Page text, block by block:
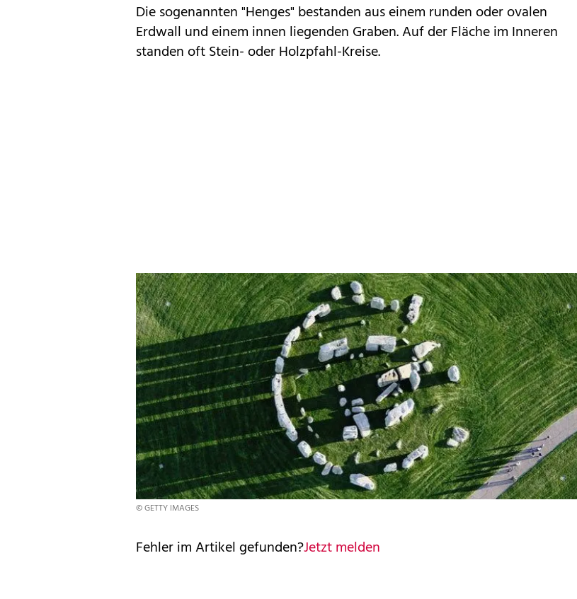
Die sogenannten "Henges" bestanden aus einem runden oder ovalen
Erdwall und einem innen liegenden Graben. Auf der Fläche im Inneren
standen oft Stein- oder Holzpfahl-Kreise.
© GETTY IMAGES
Fehler im Artikel gefunden?Jetzt melden